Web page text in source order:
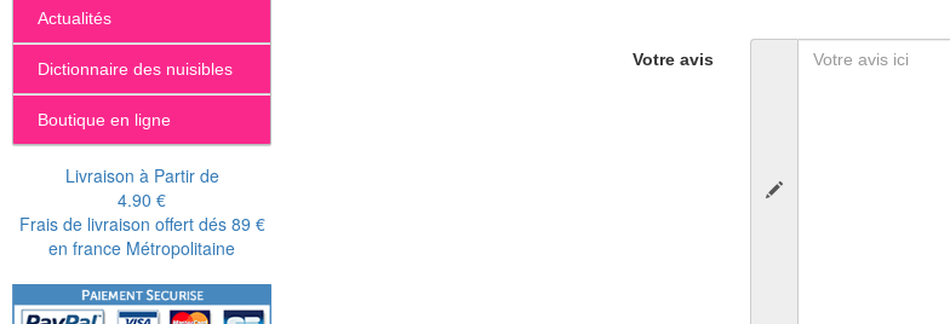
Actualités
Dictionnaire des nuisibles
Boutique en ligne
Livraison à Partir de
4.90 €
Frais de livraison offert dés 89 €
en france Métropolitaine
Votre avis